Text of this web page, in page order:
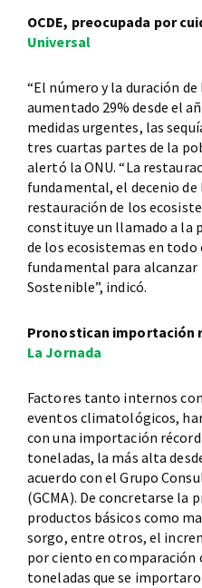
OCDE, preocupada por
Universal
“El número y la duración
aumentado 29% desde el
medidas urgentes, las
tres cuartas partes de la
alertó la ONU. “La
fundamental, el decenio de
restauración de los
constituye un llamado a la
de los ecosistemas en
fundamental para
Sostenible”, indicó.
Pronostican importación
La Jornada
Factores tanto internos
eventos climatológicos,
con una importación
toneladas, la más alta
acuerdo con el Grupo
(GCMA). De concretarse la
productos básicos como
sorgo, entre otros, el
por ciento en comparación
toneladas que se